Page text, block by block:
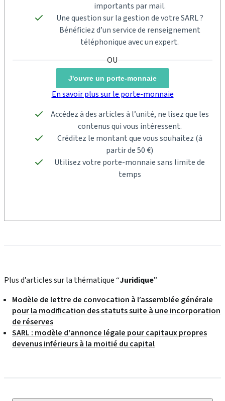
importants par mail.
Une question sur la gestion de votre SARL ?
Bénéficiez d’un service de renseignement
téléphonique avec un expert.
J'ouvre un porte-monnaie
En savoir plus sur le porte-monnaie
Accédez à des articles à l’unité, ne lisez que les
contenus qui vous intéressent.
Créditez le montant que vous souhaitez (à
partir de 50 €)
Utilisez votre porte-monnaie sans limite de
temps
Plus d’articles sur la thématique “Juridique”
Modèle de lettre de convocation à l’assemblée générale
pour la modification des statuts suite à une incorporation
de réserves
SARL : modèle d'annonce légale pour capitaux propres
devenus inférieurs à la moitié du capital